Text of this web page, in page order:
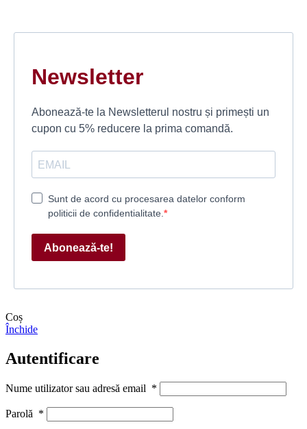
Newsletter
Abonează-te la Newsletterul nostru și primești un
cupon cu 5% reducere la prima comandă.
Sunt de acord cu procesarea datelor conform
politicii de confidentialitate.
Abonează-te!
Coș
Închide
Autentificare
Nume utilizator sau adresă email *
Parolă *